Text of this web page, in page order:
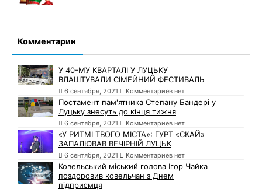
Комментарии
У 40-МУ КВАРТАЛІ У ЛУЦЬКУ
ВЛАШТУВАЛИ СІМЕЙНИЙ ФЕСТИВАЛЬ
6 сентября, 2021 Комментариев нет
Постамент пам'ятника Степану Бандері у
Луцьку знесуть до кінця тижня
6 сентября, 2021 Комментариев нет
«У РИТМІ ТВОГО МІСТА»: ГУРТ «СКАЙ»
ЗАПАЛЮВАВ ВЕЧІРНІЙ ЛУЦЬК
6 сентября, 2021 Комментариев нет
Ковельський міський голова Ігор Чайка
поздоровив ковельчан з Днем
підприємця